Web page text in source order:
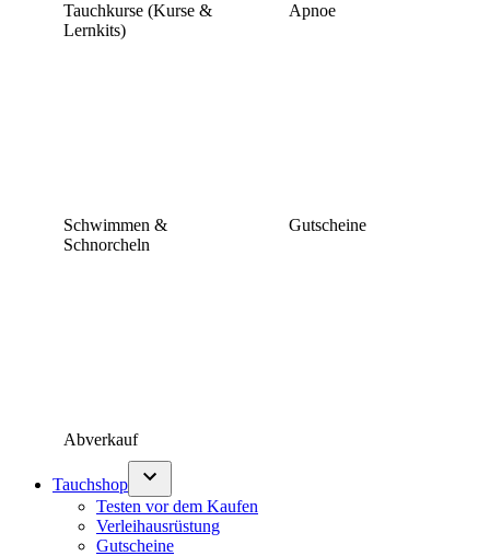
Tauchkurse (Kurse &
Lernkits)
Apnoe
Schwimmen &
Schnorcheln
Gutscheine
Abverkauf
Tauchshop
Testen vor dem Kaufen
Verleihausrüstung
Gutscheine